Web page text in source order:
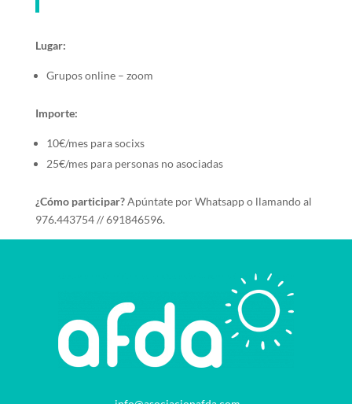
Lugar:
Grupos online – zoom
Importe:
10€/mes para socixs
25€/mes para personas no asociadas
¿Cómo participar?Apúntate por Whatsapp o llamando al
976.443754 // 691846596.